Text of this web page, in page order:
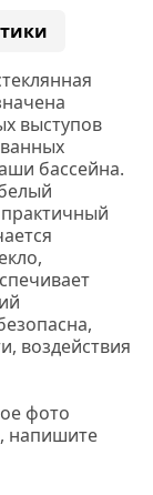
выступов
бассейна.
воздействия
фото
напишите